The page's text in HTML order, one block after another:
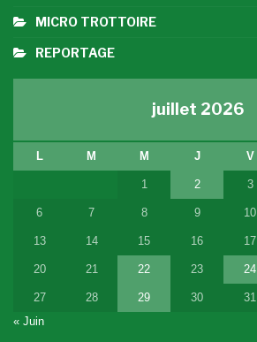
MICRO TROTTOIRE
REPORTAGE
juillet 2026
L M M J V
1 2 3
6 7 8 9 10
13 14 15 16 17
20 21 22 23 24
27 28 29 30
31
« Juin